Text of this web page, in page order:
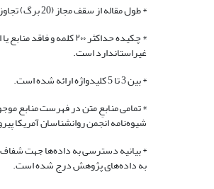
* طول مقاله از سقف مجاز (20 برگ) تجاوز نمی‌کند.
* چکیده حداکثر ۲۰۰ کلمه و فاقد
غیر‌استاندارد است.
* بین 3 تا 5 کلیدواژه ارائه شده است.
* تمامی منابعِ متن در فهرست منابع
شیوه‌نامه انجمن روانشناسان آمریکا
* بیانیه دسترسی به داده‌ها جهت
به داده‌های پژوهش درج شده است.